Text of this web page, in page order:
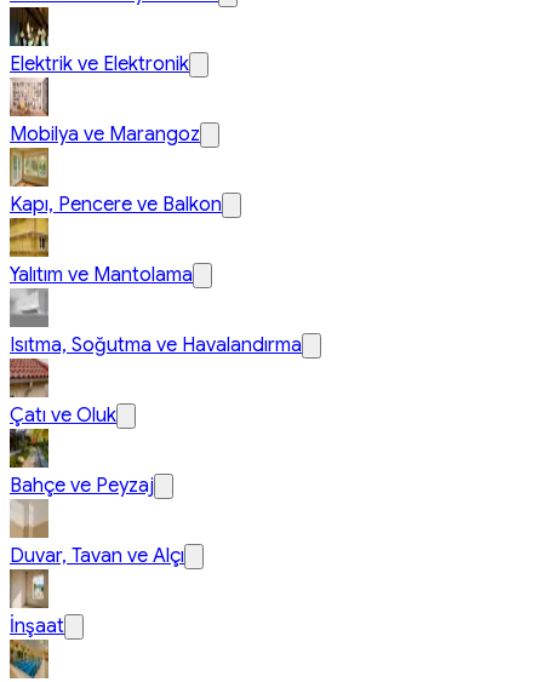
Elektrik ve Elektronik
Mobilya ve Marangoz
Kapı, Pencere ve Balkon
Yalıtım ve Mantolama
Isıtma, Soğutma ve Havalandırma
Çatı ve Oluk
Bahçe ve Peyzaj
Duvar, Tavan ve Alçı
İnşaat